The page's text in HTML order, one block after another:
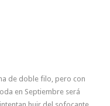
de doble filo, pero con
en Septiembre será